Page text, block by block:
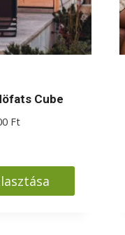
Cube
FtÁrtartomány:
168000 Ft